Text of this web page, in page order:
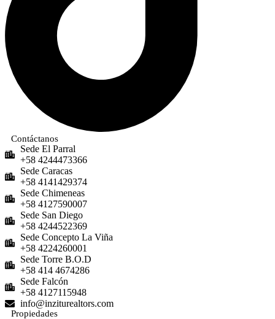
Contáctanos
Sede El Parral
+58 4244473366
Sede Caracas
+58 4141429374
Sede Chimeneas
+58 4127590007
Sede San Diego
+58 4244522369
Sede Concepto La Viña
+58 4224260001
Sede Torre B.O.D
+58 414 4674286
Sede Falcón
+58 4127115948
info@inziturealtors.com
Propiedades